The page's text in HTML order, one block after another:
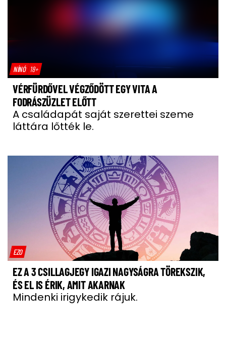
NÍNÓ 18+
VÉRFÜRDŐVEL VÉGZŐDÖTT EGY VITA A
FODRÁSZÜZLET ELŐTT
A családapát saját szerettei szeme
láttára lőtték le.
EZO
EZ A 3 CSILLAGJEGY IGAZI NAGYSÁGRA TÖREKSZIK,
ÉS EL IS ÉRIK, AMIT AKARNAK
Mindenki irigykedik rájuk.